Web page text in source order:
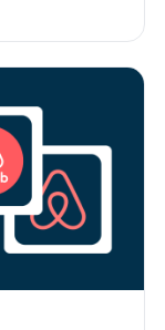
offerte
Si tratta
ha parlato